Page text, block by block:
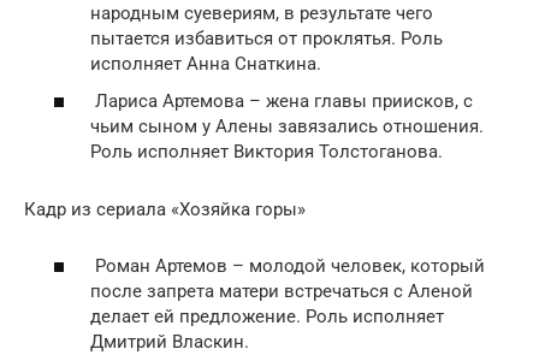
народным суевериям, в результате чего
пытается избавиться от проклятья. Роль
исполняет Анна Снаткина.
Лариса Артемова – жена главы приисков, с
чьим сыном у Алены завязались отношения.
Роль исполняет Виктория Толстоганова.
Кадр из сериала «Хозяйка горы»
Роман Артемов – молодой человек, который
после запрета матери встречаться с Аленой
делает ей предложение. Роль исполняет
Дмитрий Власкин.